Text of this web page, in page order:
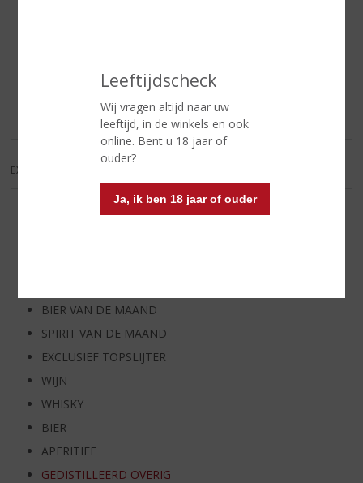
Leeftijdscheck
Wij vragen altijd naar uw
leeftijd, in de winkels en ook
online. Bent u 18 jaar of
ouder?
Ja, ik ben 18 jaar of ouder
Schrijf een review
Er zijn nog geen reviews geplaatst voor dit product
EXCL. BTW
AANBIEDINGEN
BIER VAN DE MAAND
SPIRIT VAN DE MAAND
EXCLUSIEF TOPSLIJTER
WIJN
WHISKY
BIER
APERITIEF
GEDISTILLEERD OVERIG